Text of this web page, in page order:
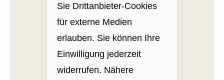
Sie Drittanbieter-Cookies
für externe Medien
erlauben. Sie können Ihre
Einwilligung jederzeit
widerrufen. Nähere